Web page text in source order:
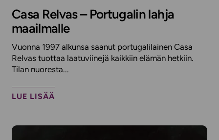
Casa Relvas – Portugalin lahja
maailmalle
Vuonna 1997 alkunsa saanut portugalilainen Casa
Relvas tuottaa laatuviinejä kaikkiin elämän hetkiin.
Tilan nuoresta...
LUE LISÄÄ